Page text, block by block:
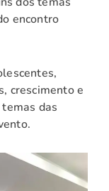
encontro
crescimento e
das